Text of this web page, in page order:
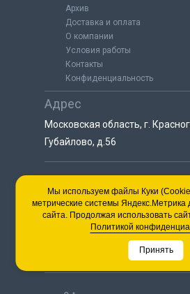
Архив
Доставка и оплата
О компании
Условия работы
Контакты
Конфиденциальность
Адрес
Московская область, г.
Губайлово, д.56
8 (925) 064-
пн-сб с 9:00 до
8 (495) 563-
пн-сб с 9:00 до
Мы используем файлы Куки
метрические системы
сайта. Продолжая использовать
Политикой
Принять